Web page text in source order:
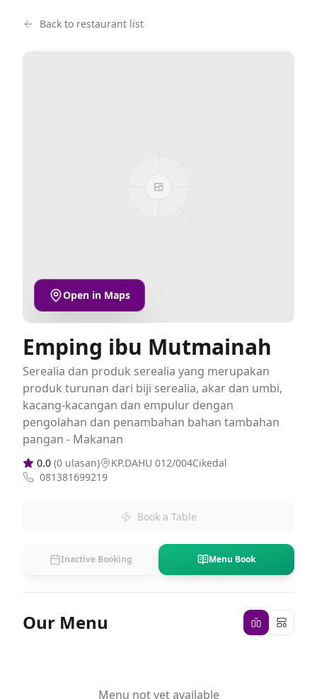
Back to restaurant list
Open in Maps
Emping ibu Mutmainah
Serealia dan produk serealia yang merupakan
produk turunan dari biji serealia, akar dan umbi,
kacang-kacangan dan empulur dengan
pengolahan dan penambahan bahan tambahan
pangan - Makanan
0.0 (0 ulasan)
KP.DAHU 012/004Cikedal
081381699219
Book a Table
Inactive Booking Menu Book
Our Menu
Menu not yet available